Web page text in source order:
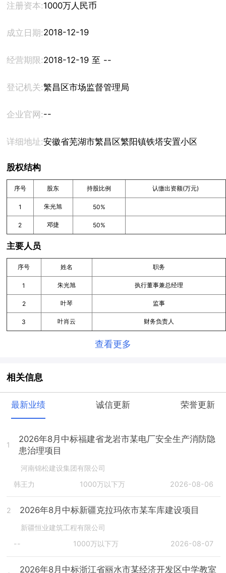
注册资本:1000万人民币
成立日期:2018-12-19
经营期限: 2018-12-19 至 --
登记机关:繁昌区市场监督管理局
企业官网:--
详细地址:安徽省芜湖市繁昌区繁阳镇铁塔安置小区B2号
股权结构
序号 股东 持股比例 认缴出资额(万元)
1 朱光旭 50%
2 邓捷 50%
主要人员
序号 姓名 职务
1 朱光旭 执行董事兼总经理
2 叶琴 监事
3 叶肖云 财务负责人
查看更多
相关信息
最新业绩 诚信更新 荣誉更新
1
2026年8月中标福建省龙岩市某电厂安全生产消防隐
患治理项目
河南锦松建设集团有限公司
韩王力
1000万以下万 2026-08-06
2 2026年8月中标新疆克拉玛依市某车库建设项目
新疆恒业建筑工程有限公司
--
1000万以下万 2026-08-07
2026年8月中标浙江省丽水市某经济开发区中学教室